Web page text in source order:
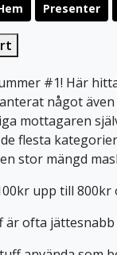
Presenter
#1! Här
något
mottagaren
flesta
stor mängd
upp till 800kr
ofta